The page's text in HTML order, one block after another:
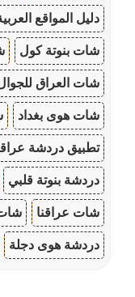
دليل المواقع
شات بنوتة كول
شات العراق
شات هوى بغداد
تطبيق دردشة
دردشة بنوتة قلبي
شات عراقنا
دردشة هوى دجلة